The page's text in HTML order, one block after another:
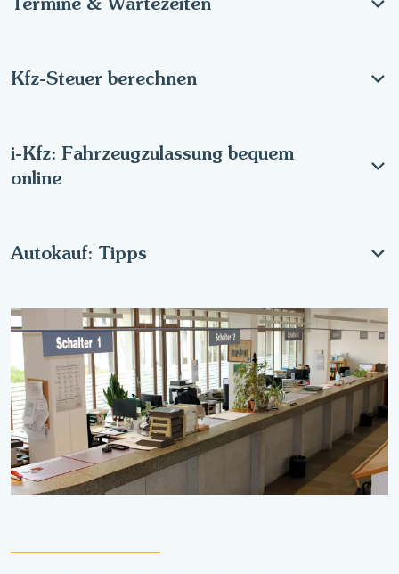
Kfz-Steuer berechnen
i-Kfz: Fahrzeugzulassung bequem
online
Autokauf: Tipps